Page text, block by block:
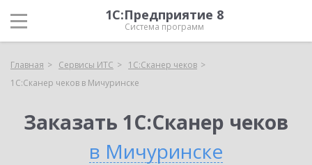
1С:Предприятие 8
Система программ
Главная Сервисы ИТС
1С:Сканер чеков
1С:Сканер чеков в Мичуринске
Заказать 1С:Сканер чеков
в Мичуринске